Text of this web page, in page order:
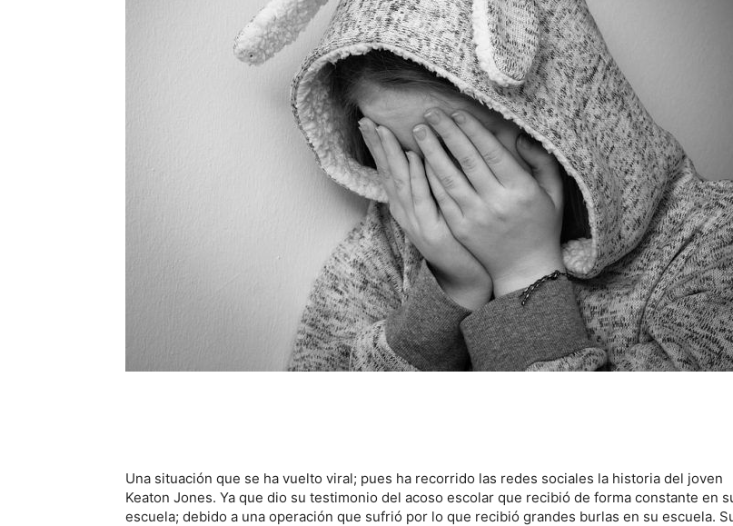
Una situación que se ha vuelto viral; pues ha recorrido las redes sociales la historia del joven
Keaton Jones. Ya que dio su testimonio del acoso escolar que recibió de forma constante en
escuela; debido a una operación que sufrió por lo que recibió grandes burlas en su escuela.